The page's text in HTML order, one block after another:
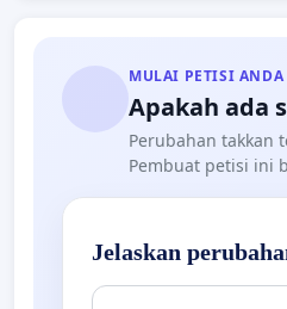
MULAI PETISI
Apakah ada
Perubahan takkan
Pembuat petisi ini
Jelaskan